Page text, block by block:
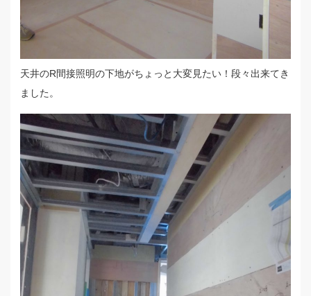
天井のR間接照明の下地がちょっと大変見たい！段々出来てき
ました。